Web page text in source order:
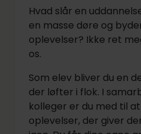
Hvad slår en
en masse døre og
oplevelser? Ikke ret
os.
Som elev bliver du en
der løfter i flok. I
kolleger er du med til
oplevelser, der giver